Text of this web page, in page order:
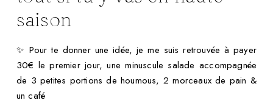
saison
✨ Pour te donner une idée, je me suis retrouvée à payer
30€ le premier jour, une minuscule salade accompagnée
de 3 petites portions de houmous, 2 morceaux de pain &
un café